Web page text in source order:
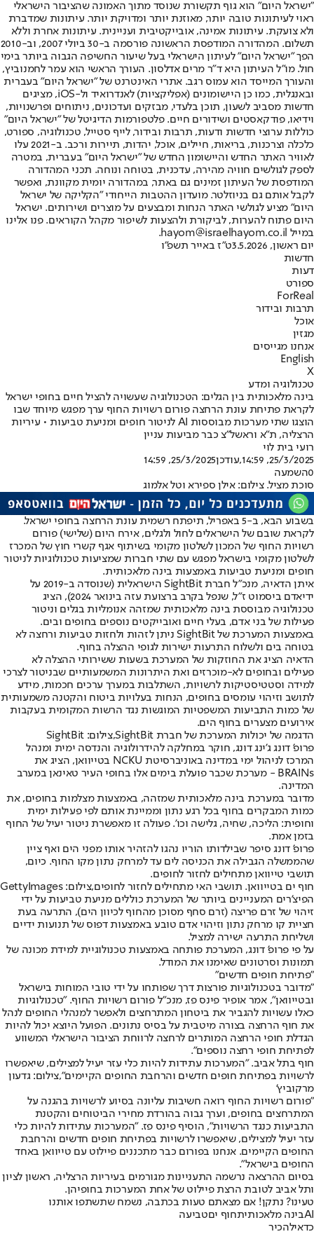
"ישראל היום" הוא גוף תקשורת שנוסד מתוך האמונה שהציבור הישראלי
ראוי לעיתונות טובה יותר, מאוזנת יותר ומדויקת יותר. עיתונות שמדברת
ולא צועקת. עיתונות אמינה, אובייקטיבית ועניינית. עיתונות אחרת וללא
תשלום. המהדורה המודפסת הראשונה פורסמה ב-30 ביולי 2007, וב-2010
הפך "ישראל היום" לעיתון הישראלי בעל שיעור החשיפה הגבוה ביותר בימי
חול. מו"ל העיתון היא ד"ר מרים אדלסון. העורך הראשי הוא עמר לחמנוביץ,
והעורך המייסד הוא עמוס רגב. אתרי האינטרנט של "ישראל היום" בעברית
ובאנגלית, כמו כן היישומונים (אפליקציות) לאנדרואיד ול-iOS, מציגים
חדשות מסביב לשעון, תוכן בלעדי, מבזקים ועדכונים, ניתוחים ופרשנויות,
וידיאו, פודקאסטים ושידורים חיים. פלטפורמות הדיגיטל של "ישראל היום"
כוללות ערוצי חדשות ודעות, תרבות ובידור, לייף סטייל, טכנולוגיה, ספורט,
כלכלה וצרכנות, בריאות, חיילים, אוכל, יהדות, תיירות ורכב. ב-2021 עלו
לאוויר האתר החדש והיישומון החדש של "ישראל היום" בעברית, במטרה
לספק לגולשים חוויה מהירה, עדכנית, בטוחה ונוחה. תכני המהדורה
המודפסת של העיתון זמינים גם באתר, במהדורה יומית מקוונת, ואפשר
לקבל אותם גם בניוזלטר. מועדון ההטבות הייחודי "הקליקה של ישראל
היום" מציע לגולשי האתר הנחות ומבצעים על מוצרים ושירותים. ישראל
היום פתוח להערות, לביקורת ולהצעות לשיפור מקהל הקוראים. פנו אלינו
במייל hayom@israelhayom.co.il.
יום ראשון, 3.5.2026
ט"ז באייר תשפ"ו
חדשות
דעות
ספורט
ForReal
תרבות ובידור
אוכל
מגזין
אנחנו מגייסים
English
X
טכנולוגיה ומדע
בינה מלאכותית בין הגלים: הטכנולוגיה שעשויה להציל חיים בחופי ישראל
לקראת פתיחת עונת הרחצה פורום רשויות החוף ערך מפגש מיוחד שבו
הוצגו שתי מערכות מבוססות AI לניטור חופים ומניעת טביעות • עיריות
הרצליה, ת"א וראשל"צ כבר מביעות עניין
רועי בית לוי
25/3/2025, 14:59
,עודכן25/3/2025, 14:59
0השמעה
סוכת מציל. צילום: אילן ספירא וטל אלמוג
בשבוע הבא, ב-5 באפריל, תיפתח רשמית עונת הרחצה בחופי ישראל.
לקראת שובם של הישראלים לחול ולגלים, אירח היום (שלישי) פורום
רשויות החוף של המכון לשלטון מקומי בשיתוף אגף קשרי חוץ של המכרז
לשלטון מקומי בישראל מפגש עם שתי חברות שמציעות טכנולוגיות לניטור
חופים ומניעת טביעות באמצעות בינה מלאכותית.
איתן הדאיה, מנכ"ל חברת SightBit הישראלית (שנוסדה ב-2019 על
ידיאדם ביסמוט ז"ל
, שנפל בקרב ברצועת עזה בינואר 2024), הציג
טכנולוגיה מבוססת בינה מלאכותית שמזהה אנומליות בגלים וניטור
פעילות של בני אדם, בעלי חיים ואובייקטים נוספים בחופים ובים.
באמצעות המערכת של SightBit ניתן לזהות ולחזות טביעות ורחצה לא
בטוחה בים ולשלוח התרעות ישירות לגופי ההצלה בחוף.
הדאיה הציג את החוזקות של המערכת בשעות ששירותי ההצלה לא
פעילים ובחופים לא-מוכרזים ואת היתרונות המשמעותיים שבניטור לצרכי
למידה וסטטיסטיקות לרשויות, השתלבות במערך ערכים חכמות, מידע
לתושב וזיהוי עומסים בחופים, הנחות בעלויות ביטוח והקטנה משמעותית
של כמות התביעות המשפטיות המוגשות נגד הרשות המקומית בעקבות
אירועים מצערים בחוף הים.
הדגמה של יכולות המערכת של חברת SightBit,צילום: SightBit
פרופ' דונג ג'ינג דונג, חוקר במחלקה להידרולוגיה והנדסה ימית ומנהל
המרכז לניהול ימי במדינה באוניברסיטת NCKU בטייוואן, הציג את
BRAINs - מערכת שכבר פועלת בימים אלו בחופי העיר טאינאן במערב
המדינה.
מדובר במערכת בינה מלאכותית שמזהה, באמצעות מצלמות בחופים, את
כמות המבקרים בחוף בכל רגע נתון וממיינת אותם לפי פעילות ימית
וחופית: הליכה, שחיה, גלישה וכו'. פעולה זו מאפשרת ניטור יעיל של החוף
בזמן אמת.
פרופ' דונג סיפר שבילדותו הוריו נהגו להזהיר אותו מפני הים ואף ציין
שהממשלה הגבילה את הכניסה לים עד למרחק נתון מקו החוף. כיום,
תושבי טייוואן מתחילים לחזור לחופים.
חוף ים בטייוואן. תושבי האי מתחילים לחזור לחופים,צילום: GettyImages
הפיצ'רים המעניינים ביותר של המערכת כוללים מניעת טביעות על ידי
זיהוי של זרם פריצה (זרם סחף מסוכן מהחוף לכיוון הים), התרעה בעת
חציית קו מרחק נתון וזיהוי אדם טובע באמצעות דפוס של תנועות ידיים
ושליחת התרעה ישירה למציל.
על פי פרופ' דונג, המערכת פותחה באמצעות טכנולוגיית למידת מכונה של
תמונות וסרטונים שאימנו את המודל.
"פתיחת חופים חדשים"
"מדובר בטכנולוגיות פורצות דרך שפותחו על ידי טובי המוחות בישראל
ובטייוואן", אמר אופיר פינס פז, מנכ"ל פורום רשויות החוף. "טכנולוגיות
כאלו עשויות להגביר את ביטחון המתרחצים ולאפשר למנהלי החופים לנהל
את חוף הרחצה בצורה מיטבית על בסיס נתונים. הפועל היוצא יכול להיות
הגדלת חופי הרחצה המותרים לרחצה לרווחת הציבור הישראלי המשווע
לפתיחת חופי רחצה נוספים".
חוף בתל אביב. "המערכות עתידות להיות כלי עזר יעיל למצילים, שיאפשרו
לרשויות בפתיחת חופים חדשים והרחבת החופים הקיימים",צילום: גדעון
מרקוביץ'
"פורום רשויות החוף רואה חשיבות עליונה בסיוע לרשויות בהגנה על
המתרחצים בחופים, וערך גבוה בהורדת מחירי הביטוחים והקטנת
התביעות כנגד הרשויות", הוסיף פינס פז. "המערכות עתידות להיות כלי
עזר יעיל למצילים, שיאפשרו לרשויות בפתיחת חופים חדשים והרחבת
החופים הקיימים. אנחנו בפורום כבר מתכננים פיילוט עם טייוואן באחד
החופים בישראל".
בסיום ההרצאה נרשמה התעניינות מגורמים בעיריות הרצליה, ראשון לציון
ותל אביב לטובת הרצת פיילוט של אחת המערכות בחופיהן.
טעינו? נתקן! אם מצאתם טעות בכתבה, נשמח שתשתפו אותנו
AIבינה מלאכותיתחוף יםטביעה
כדאילהכיר